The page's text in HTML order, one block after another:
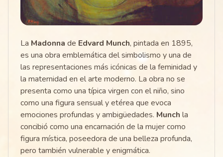
La Madonna de Edvard Munch, pintada en 1895,
es una obra emblemática del simbolismo y una de
las representaciones más icónicas de la feminidad y
la maternidad en el arte moderno. La obra no se
presenta como una típica virgen con el niño, sino
como una figura sensual y etérea que evoca
emociones profundas y ambigüedades. Munch la
concibió como una encarnación de la mujer como
figura mística, poseedora de una belleza profunda,
pero también vulnerable y enigmática.